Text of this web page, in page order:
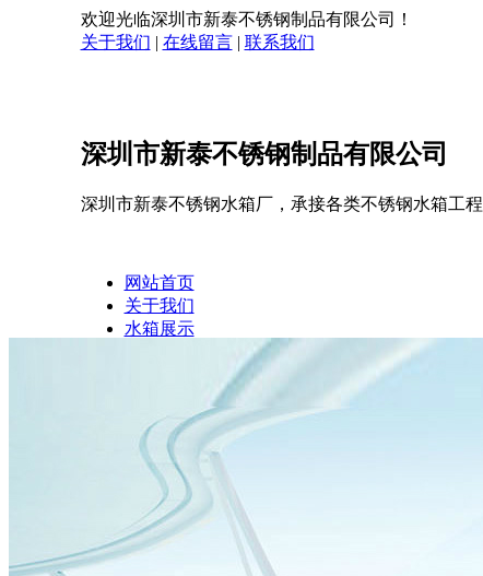
欢迎光临深圳市新泰不锈钢制品有限公司！
关于我们 | 在线留言| 联系我们
深圳市新泰不锈钢制品有限公司
深圳市新泰不锈钢水箱厂，承接各类不锈钢水箱工程
网站首页
关于我们
水箱展示
在线留言
联系我们